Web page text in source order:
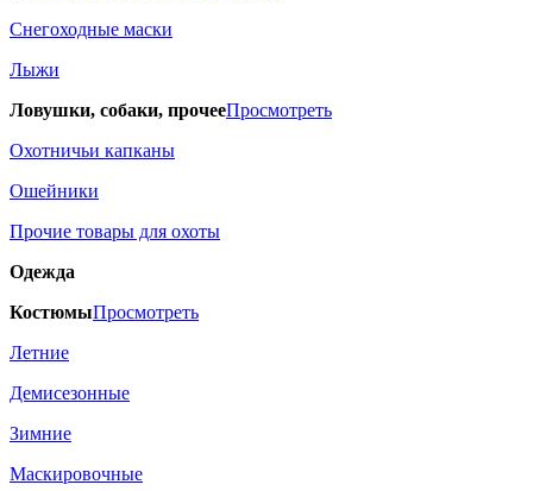
Снегоходные маски
Лыжи
Ловушки, собаки, прочееПросмотреть
Охотничьи капканы
Ошейники
Прочие товары для охоты
Одежда
КостюмыПросмотреть
Летние
Демисезонные
Зимние
Маскировочные